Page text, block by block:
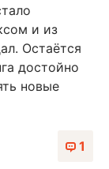
и из
Остаётся
достойно
новые
1